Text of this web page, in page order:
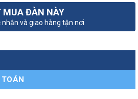
ĐÀN NÀY
nhận và giao hàng tận nơi